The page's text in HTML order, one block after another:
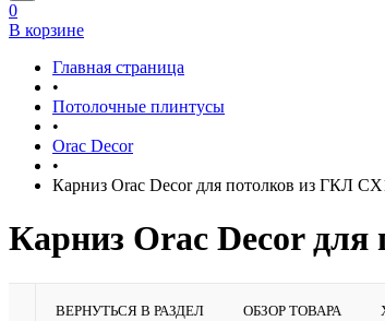
0
В корзине
Главная страница
•
Потолочные плинтусы
•
Orac Decor
•
Карниз Orac Decor для потолков из ГКЛ
Карниз Orac Decor
ВЕРНУТЬСЯ В РАЗДЕЛ ОБЗОР ТОВАРА